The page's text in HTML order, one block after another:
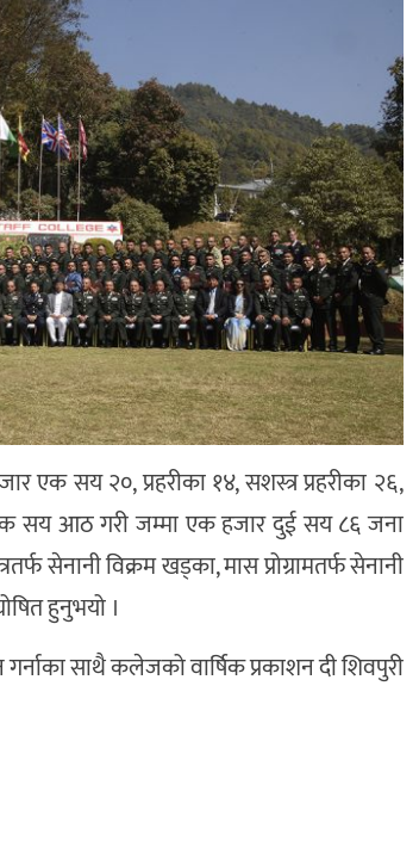
सय २०, प्रहरीका १४, सशस्त्र प्रहरीका २६,
एक सय आठ गरी जम्मा एक हजार दुई सय ८६ जना
सेनानी विक्रम खड्का, मास प्रोग्रामतर्फ सेनानी
हुनुभयो ।
गर्नाका साथै कलेजको वार्षिक प्रकाशन दी शिवपुरी